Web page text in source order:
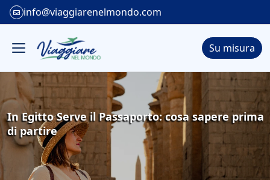
info@viaggiarenelmondo.com
Su misura
In Egitto Serve il Passaporto: cosa sapere prima
di partire